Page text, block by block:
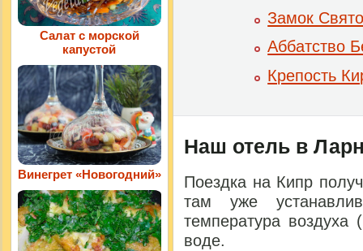
Замок
Аббатство
Крепость
Наш отель в
Поездка на Кипр
там уже
температура
воде.
Салат с морской
капустой
Винегрет «Новогодний»